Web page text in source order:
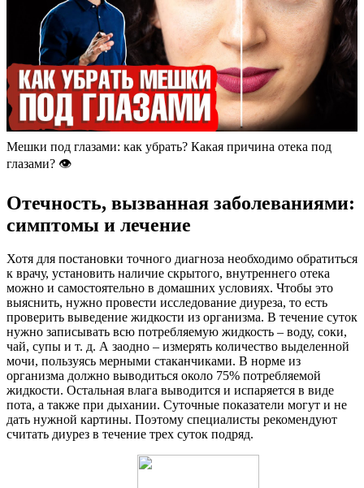
Мешки под глазами: как убрать? Какая причина отека под
глазами? 👁
Отечность, вызванная заболеваниями:
симптомы и лечение
Хотя для постановки точного диагноза необходимо обратиться
к врачу, установить наличие скрытого, внутреннего отека
можно и самостоятельно в домашних условиях. Чтобы это
выяснить, нужно провести исследование диуреза, то есть
проверить выведение жидкости из организма. В течение суток
нужно записывать всю потребляемую жидкость – воду, соки,
чай, супы и т. д. А заодно – измерять количество выделенной
мочи, пользуясь мерными стаканчиками. В норме из
организма должно выводиться около 75% потребляемой
жидкости. Остальная влага выводится и испаряется в виде
пота, а также при дыхании. Суточные показатели могут и не
дать нужной картины. Поэтому специалисты рекомендуют
считать диурез в течение трех суток подряд.